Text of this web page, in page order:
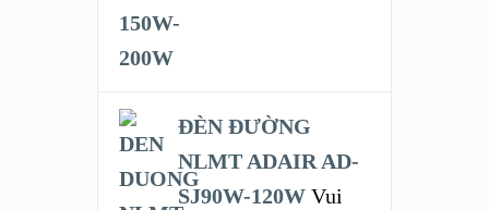
ĐÈN ĐƯỜNG
NLMT ADAIR AD-
SJ90W-120W Vui